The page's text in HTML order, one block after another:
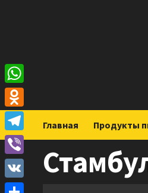
Главная Продукты
WhatsApp
Odnoklassniki
Telegram
Viber
VK